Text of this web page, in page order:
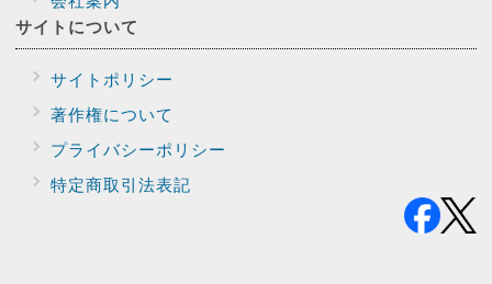
サイトについて
サイトポリシー
著作権について
プライバシーポリシー
特定商取引法表記